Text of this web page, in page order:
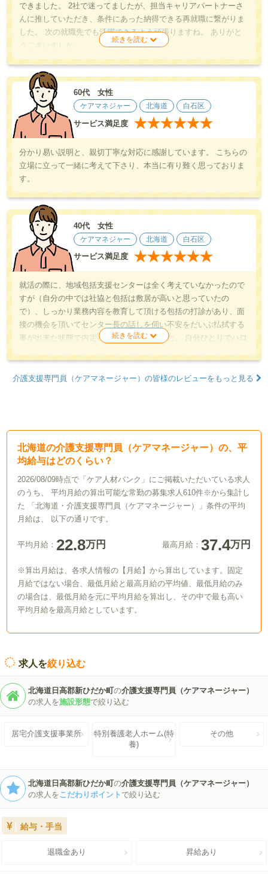
できました。 2社で迷ってましたが、担当キャリアパートナーさ
んに推していただき、条件にあった納得できる再就職に繋がりま
した。 次の就職先でも活躍できるよう頑張りますね。 ありがと
60代 女性
ケアマネジャー 北海道 白石区
サービス満足度 ★★★★★★
分かり易い説明と、親切丁寧な対応に感謝しています。 こちらの
立場に立って一緒に考えて下さり、本当に有り難く思っておりま
す。
40代 女性
ケアマネジャー 北海道 白石区
サービス満足度 ★★★★★★
就活の際に、地域包括支援センターは全く考えていなかったので
すが（自分の中では社協と包括は敷居が高いと思っていたの
で）、しっかり業務内容を教育して頂ける包括の打診があり、面
接の機会を頂いてセンター長の話しを伺い不安をだいぶ払拭する
事が出来た状態で内定を頂く事が出来ました。 自分ひとりでハロ
から、担当キャリアパートナー様には本当に感謝致します。 ま
た、相談中の細やかなサポートも嬉しかったです。
介護支援専門員（ケアマネージャー）の皆様のレビューをもっと見る
北海道の介護支援専門員（ケアマネージャー）の、平
均給与はどのくらい？
2026/08/09時点で「ケア人材バンク」にご掲載いただいている求人
のうち、 平均月給の算出可能な常勤の募集求人610件※から集計し
た 「北海道・介護支援専門員（ケアマネージャー）」条件の平均
月給は、 以下の通りです。
平均月給： 22.8万円 最高月給： 37.4万円
※算出月給は、各求人情報の【月給】から算出しています。固定
月給ではない場合、最低月給と最高月給の平均値、最低月給のみ
の場合は、最低月給を元に平均月給を算出し、その中で最も高い
平均月給を最高月給としています。
求人を絞り込む
北海道日高郡新ひだか町の介護支援専門員（ケアマネージャー）
の求人を施設形態で絞り込む
居宅介護支援事業所
特別養護老人ホーム(特
養)
その他
北海道日高郡新ひだか町の介護支援専門員（ケアマネージャー）
の求人をこだわりポイント で絞り込む
給与・手当
退職金あり 昇給あり